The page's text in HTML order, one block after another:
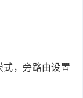
式，旁路由设置